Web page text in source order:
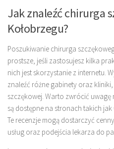
Jak znaleźć chirurga
Kołobrzegu?
Poszukiwanie chirurga
prostsze, jeśli zastosujesz kilka
nich jest skorzystanie z internetu.
znaleźć różne gabinety oraz
szczękowej. Warto zwrócić
są dostępne na stronach takich
Te recenzje mogą dostarczyć
usług oraz podejścia lekarza do